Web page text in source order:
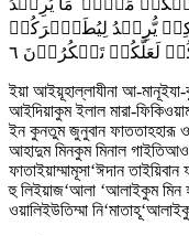
یُّرِیۡدُ لِیُطَہِّرَکُمۡ
لَعَلَّکُمۡ تَشۡکُرُوۡنَ ٦
ইয়া আইয়ূহাল্লাযীনা আ-
আইদিয়াকুম ইলাল মারা-
ইন কুনতুম জুনুবান ফাততাহহারূ
আহাদুম মিনকুম মিনাল
ফাতাইয়াম্মামূসা‘ঈদান
হু লিইয়াজ‘আলা ‘আলাইকুম মিন
ওয়ালিইউতিম্মা